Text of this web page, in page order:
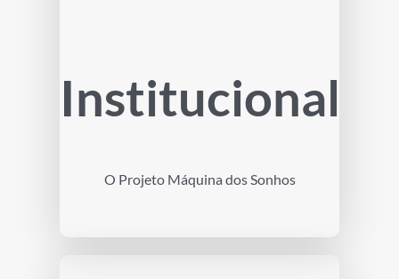
Institucional
O Projeto Máquina dos Sonhos